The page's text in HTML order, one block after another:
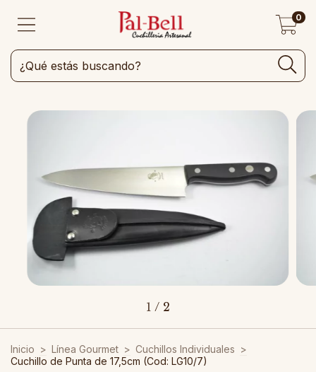
0
1 / 2
Inicio > Línea Gourmet > Cuchillos Individuales >
Cuchillo de Punta de 17,5cm (Cod: LG10/7)